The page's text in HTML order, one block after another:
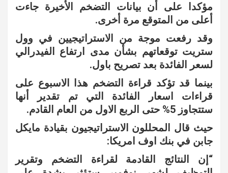
مؤكدا على أن بيانات التضخم الأخيرة جاءت
أعلى من المتوقع مرة أخرى.
وقد رفعت موجة من الاستراتيجيين في وول
ستريت توقعاتهم بشأن مدى ارتفاع الفيدرالي
لسعر الفائدة بعد تصريح باول.
بينما قد تؤكد قراءة التضخم هذا الاسبوع على
قراءات اسعار الفائدة التي تم تقدير أنها
ستتجاوز 5% حتى الربع الاول من العام القادم.
حيث قال المحللون الاستراتيجيون بقيادة مايكل
جابن في بنك اوف امريكا:
“إن النتائج القادمة لقراءة التضخم وتقرير